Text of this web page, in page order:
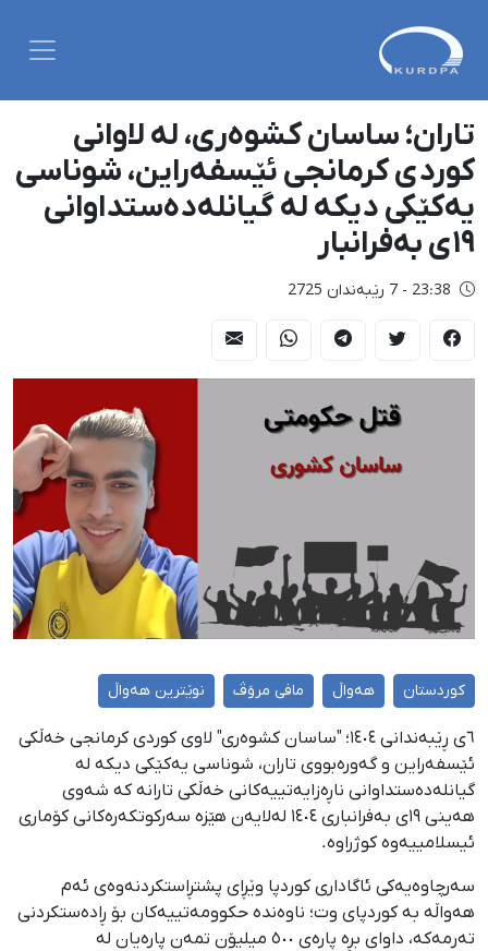
تاران؛ ساسان کشوەری، لە لاوانی
کوردی کرمانجی ئێسفەراین، شوناسی
یەکێکی دیکە لە گیانلەدەستداوانی
١٩ی بەفرانبار
23:38 - 7 رێبەندان 2725
کوردستان هەواڵ مافی مرۆڤ نوێترین هەواڵ
٦ی ڕێبەندانی ١٤٠٤؛ "ساسان کشوەری" لاوی کوردی کرمانجی خەڵکی
ئێسفەراین و گەورەبووی تاران، شوناسی یەکێکی دیکە لە
گیانلەدەستداوانی ناڕەزایەتییەکانی خەڵکی تارانە کە شەوی
هەینی ١٩ی بەفرانباری ١٤٠٤ لەلایەن هێزە سەرکوتکەرەکانی کۆماری
ئیسلامییەوە کوژراوە.
سەرچاوەیەکی ئاگاداری کوردپا وێڕای پشتڕاستکردنەوەی ئەم
هەواڵە بە کوردپای وت؛ ناوەندە حکوومەتییەکان بۆ ڕادەستکردنی
تەرمەکە، داوای بڕە پارەی ٥٠٠ میلیۆن تمەن پارەیان لە